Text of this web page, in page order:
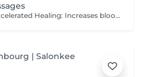
Key Features & Benefits Accelerated Healing: Increases blood flow to muscles and tendons, delivering essential nutrients and oxygen to repair tissue. Reduced Soreness & Stiffness: Eases Delayed Onset Muscle Soreness (DOMS) and increases range of motion by loosening tight muscles. Waste Removal: Aids in flushing out lactic acid and metabolic waste products from muscles. Injury Prevention: Identifies and releases muscle adhesions (knots) that cause imbalances, reducing the risk of further injury. Targeted Approach: Focuses on specific muscle groups or areas of pain, such as the back, shoulders, or hips.